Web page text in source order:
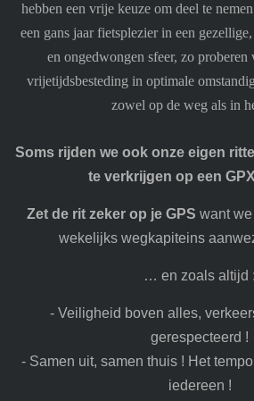
hebben een vrije keuze om deel te
een gans jaar fietsplezier in een
en ongedwongen sfeer, zo
vrijetijdsbesteding in optimale
zowel op de weg als in
Soms rijden we ook onze eigen
te verkrijgen op een
Zet de rit zeker op je GPS want
wekelijks wegkapiteins
… en zoals altijd :
- Veiligheid boven alles,
gerespecteerd !
- Samen uit, samen thuis ! Het
iedereen !